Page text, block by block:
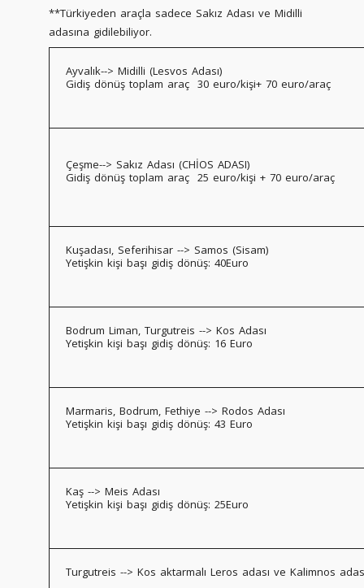
**Türkiyeden araçla sadece Sakız Adası ve Midilli
adasına gidilebiliyor.
Ayvalık--> Midilli (Lesvos Adası)
Gidiş dönüş toplam araç 30 euro/kişi+ 70 euro/araç
Çeşme--> Sakız Adası (CHİOS ADASI)
Gidiş dönüş toplam araç 25 euro/kişi + 70 euro/araç
Kuşadası, Seferihisar --> Samos (Sisam)
Yetişkin kişi başı gidiş dönüş: 40Euro
Bodrum Liman, Turgutreis --> Kos Adası
Yetişkin kişi başı gidiş dönüş: 16 Euro
Marmaris, Bodrum, Fethiye --> Rodos Adası
Yetişkin kişi başı gidiş dönüş: 43 Euro
Kaş --> Meis Adası
Yetişkin kişi başı gidiş dönüş: 25Euro
Turgutreis --> Kos aktarmalı Leros adası ve Kalimnos